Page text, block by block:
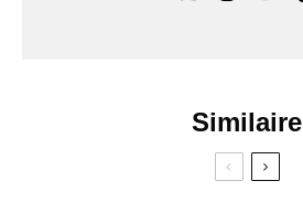
Similaire